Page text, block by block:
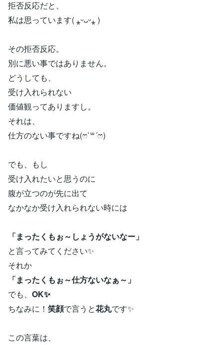
拒否反応だと、
私は思っています( ⁎ᵕᴗᵕ⁎ )
その拒否反応。
別に悪い事ではありません。
どうしても、
受け入れられない
価値観ってありますし。
それは、
仕方のない事ですね(ෆ`꒳´ෆ)
でも、もし
受け入れたいと思うのに
腹が立つのが先に出て
なかなか受け入れられない時には
「まったくもぉ～しょうがないなー」
と言ってみてください✨
それか
「まったくもぉ～仕方ないなぁ～」
でも、 OK✨
ちなみに！ 笑顔で言うと花丸です✨
この言葉は、